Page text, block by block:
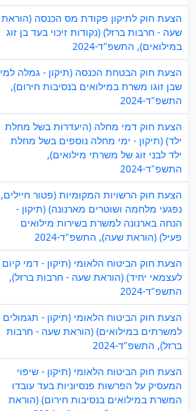
הצעת חוק לתיקון פקודת מס הכנסה (הוראת
שעה - חרבות ברזל) (נקודות זיכוי בעד בן זוג
במילואים), התשפ"ד-2024
הצעת חוק הבטחת הכנסה (תיקון - גמלה למי
שבן זוגו משרת במילואים בנסיבות חירום),
התשפ"ד-2024
הצעת חוק דמי מחלה (היעדרות בשל מחלת
ילד) (תיקון - ימי מחלה נוספים בשל מחלת
ילד לבני זוג של משרתי מילואים),
התשפ"ד-2024
הצעת חוק הרשויות המקומיות (פטור חיילים,
נפגעי מלחמה ושוטרים מארנונה) (תיקון -
הנחה בארנונה למשרת בשירות מילואים
פעיל) (הוראת שעה), התשפ"ד-2024
הצעת חוק הביטוח הלאומי (תיקון - דמי קיום
לעצמאי יחיד) (הוראת שעה - חרבות ברזל),
התשפ"ד-2024
הצעת חוק הביטוח הלאומי (תיקון - תגמולים
למשרתים במילואים) (הוראת שעה - חרבות
ברזל), התשפ"ד-2024
הצעת חוק הביטוח הלאומי (תיקון - שיפוי
המעסיק על הפרשות פנסיוניות בעד עובדו
המשרת במילואים בנסיבות חירום) (הוראת